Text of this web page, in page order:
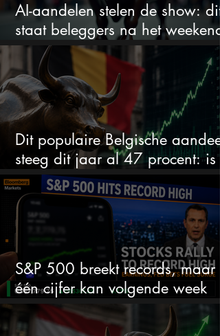
AI-aandelen stelen de show: dit
staat beleggers na het weekend
te wachten
Dit populaire Belgische aandeel
steeg dit jaar al 47 procent: is
ruimte voor meer?
S&P 500 breekt records, maar
één cijfer kan volgende week
alles veranderen